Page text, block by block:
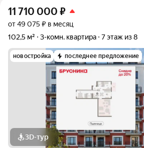
11 710 000 ₽
от 49 075 ₽ в месяц
102,5 м²
3-комн. квартира 7 этаж из 8
новостройка последнее предложение
3D-тур